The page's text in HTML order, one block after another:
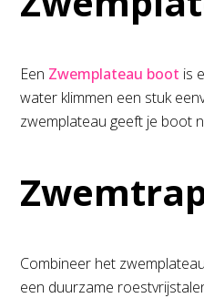
Een Zwemplateau boot is
water klimmen een stuk
zwemplateau geeft je boot
Combineer het
een duurzame